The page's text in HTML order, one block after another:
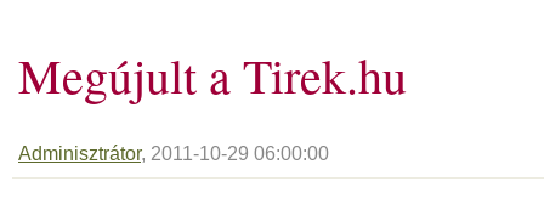
Megújult a Tirek.hu
Adminisztrátor, 2011-10-29 06:00:00